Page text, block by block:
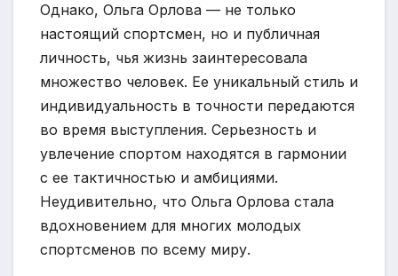
Однако, Ольга Орлова — не только
настоящий спортсмен, но и публичная
личность, чья жизнь заинтересовала
множество человек. Ее уникальный стиль и
индивидуальность в точности передаются
во время выступления. Серьезность и
увлечение спортом находятся в гармонии
с ее тактичностью и амбициями.
Неудивительно, что Ольга Орлова стала
вдохновением для многих молодых
спортсменов по всему миру.